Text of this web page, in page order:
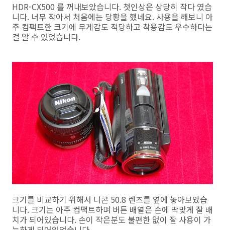
HDR-CX500 를 꺼내보았습니다. 첫인상은 상당히 작다 였습
니다. 너무 작아서 처음에는 당황을 했네요. 사용을 해보니 아
주 컴팩트한 크기에 무게감도 적당하고 착용감도 우수하다는
걸 알 수 있었습니다.
크기를 비교하기 위해서 니콘 50.8 렌즈를 옆에 놓아보았습
니다. 크기는 아주 컴팩트하며 버튼 배열은 손에 딱맞게 잘 배
치가 되어있습니다. 손이 작은분도 불편한 없이 잘 사용이 가